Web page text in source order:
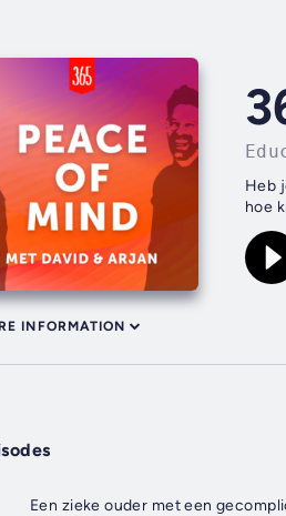
Heb
hoe
INFORMATION
Een zieke ouder met een